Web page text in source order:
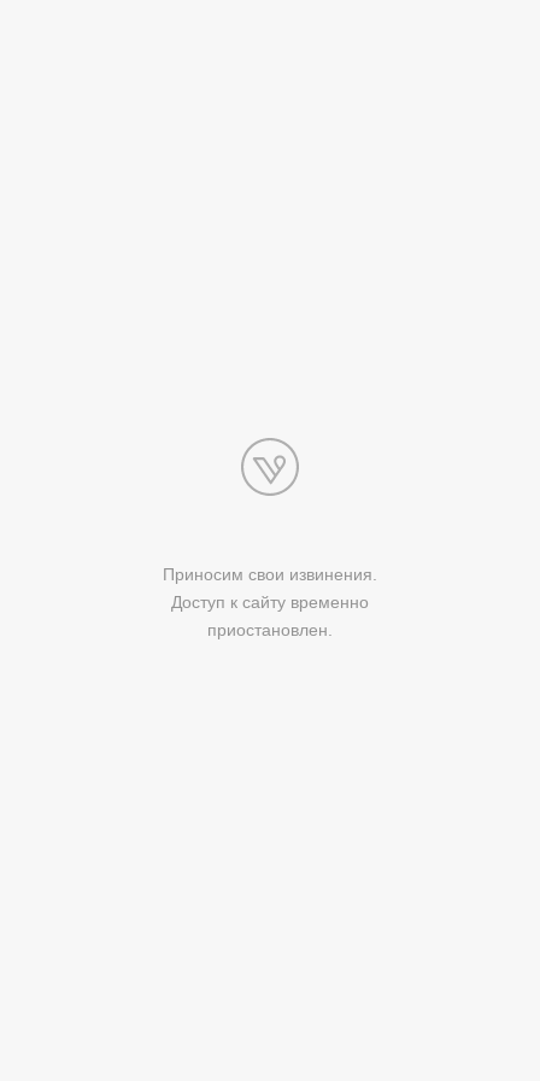
Приносим свои извинения.
Доступ к сайту временно
приостановлен.